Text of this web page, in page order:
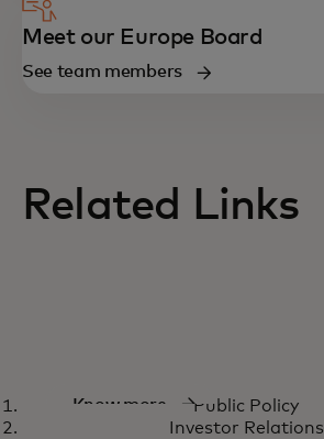
Meet our Europe Board
See team members
Related Links
Public Policy
Know more
Public Policy
Investor Relations